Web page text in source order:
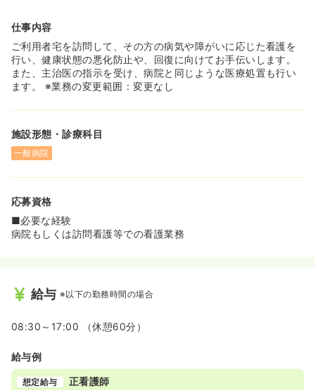
仕事内容
ご利用者宅を訪問して、その方の病気や障がいに応じた看護を
行い、健康状態の悪化防止や、回復に向けてお手伝いします。
また、主治医の指示を受け、病院と同じような医療処置も行い
ます。 ※業務の変更範囲：変更なし
施設形態・診療科目
一般病院
応募資格
■必要な経験
病院もしくは訪問看護等での看護業務
給与 ※以下の勤務時間の場合
08:30～17:00 （休憩60分）
給与例
想定給与 正看護師